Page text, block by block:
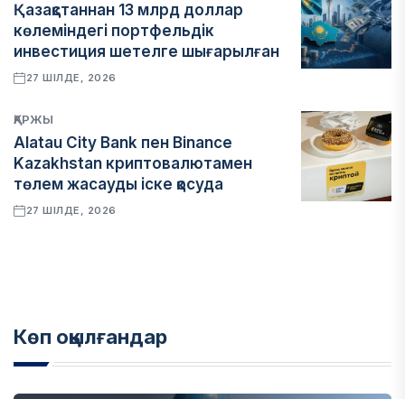
Қазақстаннан 13 млрд доллар
көлеміндегі портфельдік
инвестиция шетелге шығарылған
27 ШІЛДЕ, 2026
ҚАРЖЫ
Alatau City Bank пен Binance
Kazakhstan криптовалютамен
төлем жасауды іске қосуда
27 ШІЛДЕ, 2026
Көп оқылғандар